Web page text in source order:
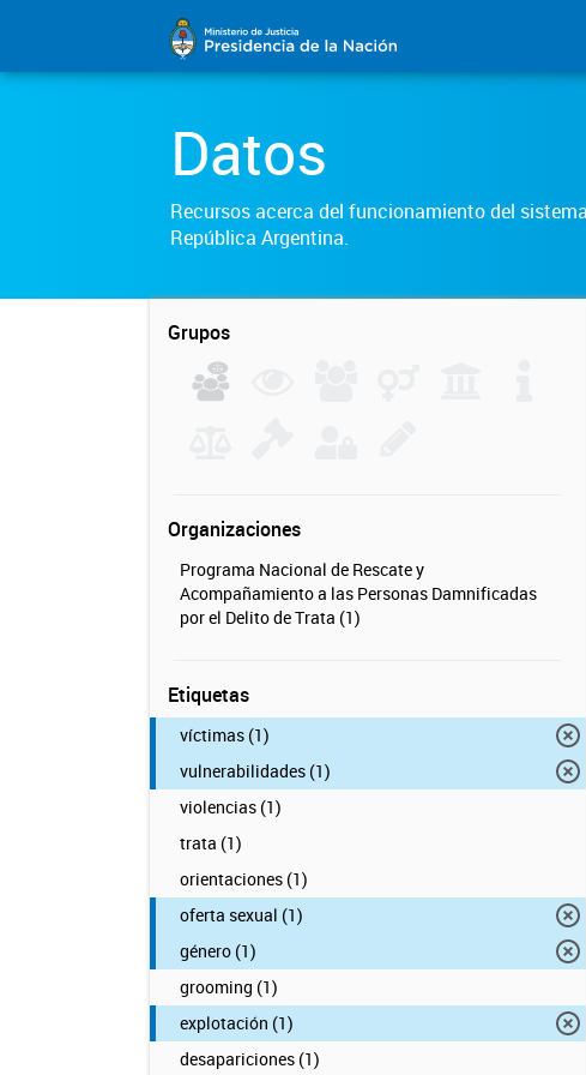
Datos
Recursos acerca del funcionamiento del
República Argentina.
Grupos
Organizaciones
Programa Nacional de Rescate y
Acompañamiento a las Personas Damnificadas
por el Delito de Trata (1)
Etiquetas
víctimas (1)
vulnerabilidades (1)
violencias (1)
trata (1)
orientaciones (1)
oferta sexual (1)
género (1)
grooming (1)
explotación (1)
desapariciones (1)